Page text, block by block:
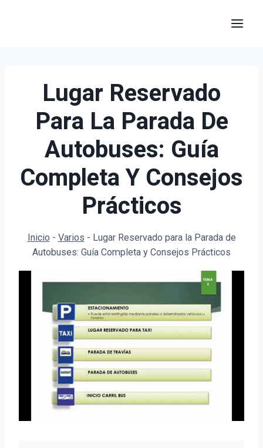
Lugar Reservado
Para La Parada De
Autobuses: Guía
Completa Y Consejos
Prácticos
Inicio - Varios - Lugar Reservado para la Parada de
Autobuses: Guía Completa y Consejos Prácticos